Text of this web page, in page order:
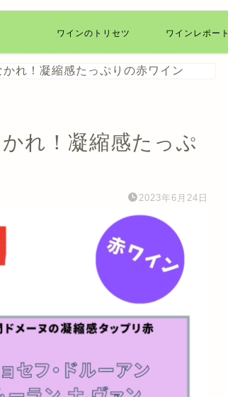
ワインのトリセツ ワインレポート
れ！凝縮感たっぷりの赤ワイン
れ！凝縮感たっぷ
2023年6月24日